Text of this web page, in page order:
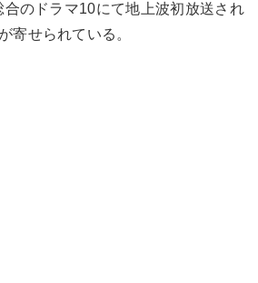
合のドラマ10にて地上波初放送され
寄せられている。